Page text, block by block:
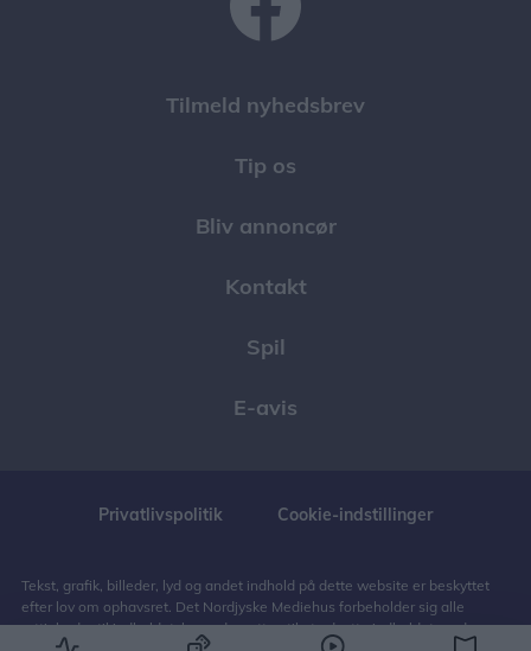
Tilmeld nyhedsbrev
Tip os
Bliv annoncør
Kontakt
Spil
E-avis
Privatlivspolitik Cookie-indstillinger
Tekst, grafik, billeder, lyd og andet indhold på dette website er beskyttet
efter lov om ophavsret. Det Nordjyske Mediehus forbeholder sig alle
rettigheder til indholdet, herunder retten til at udnytte indholdet med